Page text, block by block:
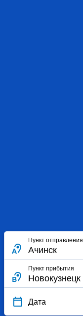
Пункт отправления
Пункт прибытия
Дата